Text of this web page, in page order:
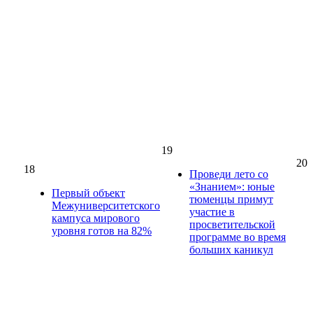
18
Первый объект
Межуниверситетского
кампуса мирового
уровня готов на 82%
19
Проведи лето со
«Знанием»: юные
тюменцы примут
участие в
просветительской
программе во время
больших каникул
20